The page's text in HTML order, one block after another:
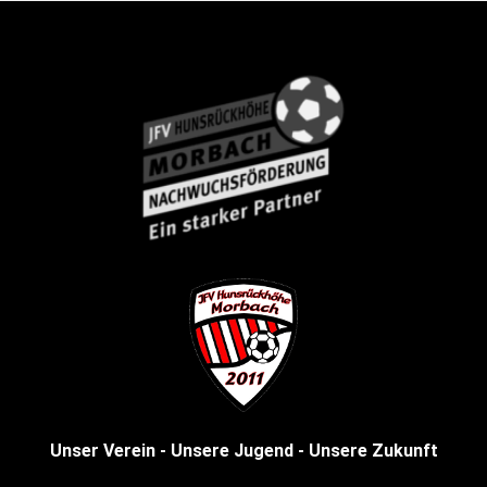
Unser Verein - Unsere Jugend - Unsere Zukunft